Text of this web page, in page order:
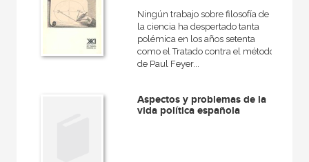
Ningún trabajo sobre filosofía de
la ciencia ha despertado tanta
polémica en los años setenta
como el Tratado contra el método
de Paul Feyer...
Aspectos y problemas de la
vida política española